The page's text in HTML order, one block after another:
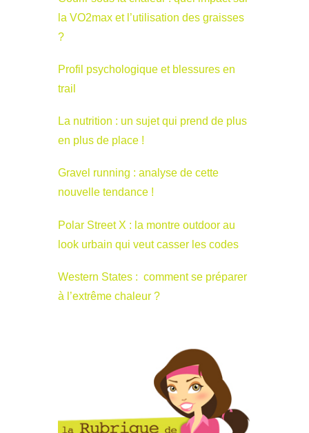
la VO2max et l’utilisation des graisses
?
Profil psychologique et blessures en
trail
La nutrition : un sujet qui prend de plus
en plus de place !
Gravel running : analyse de cette
nouvelle tendance !
Polar Street X : la montre outdoor au
look urbain qui veut casser les codes
Western States : comment se préparer
à l’extrême chaleur ?